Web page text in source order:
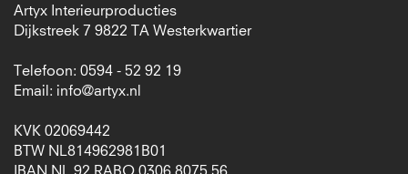
Artyx Interieurproducties
Dijkstreek 7 9822 TA Westerkwartier
Telefoon: 0594 - 52 92 19
Email: info@artyx.nl
KVK 02069442
BTW NL814962981B01